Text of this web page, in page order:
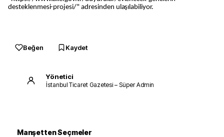
desteklenmesi-projesi/" adresinden ulaşılabiliyor.
Beğen Kaydet
Yönetici
İstanbul Ticaret Gazetesi – Süper Admin
Manşetten Seçmeler